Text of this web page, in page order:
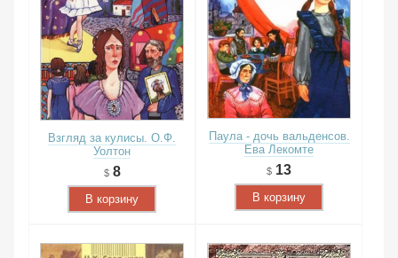
Взгляд за кулисы. О.Ф.
Уолтон
8
В корзину
Паула - дочь вальденсов.
Ева Лекомте
13
В корзину